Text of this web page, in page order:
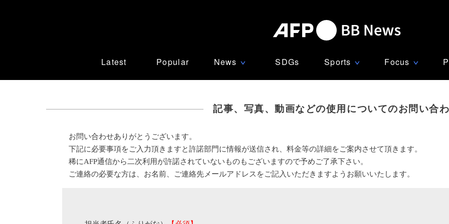
Latest Popular News ∨ SDGs Sports ∨ Focus ∨
記事、写真、動画などの使用についてのお問い合
お問い合わせありがとうございます。
下記に必要事項をご入力頂きますと許諾部門に情報が送信され、料金等の詳細をご案内させて頂きます。
稀にAFP通信から二次利用が許諾されていないものもございますので予めご了承下さい。
ご連絡の必要な方は、お名前、ご連絡先メールアドレスをご記入いただきますようお願いいたします。